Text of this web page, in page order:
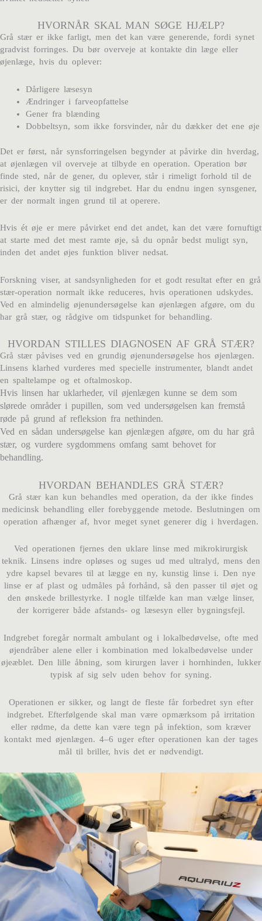
HVORNÅR SKAL MAN SØGE HJÆLP?
Grå stær er ikke farligt, men det kan være generende, fordi synet
gradvist forringes. Du bør overveje at kontakte din læge eller
øjenlæge, hvis du oplever:
Dårligere læsesyn
Ændringer i farveopfattelse
Gener fra blænding
Dobbeltsyn, som ikke forsvinder, når du dækker det ene øje
Det er først, når synsforringelsen begynder at påvirke din hverdag,
at øjenlægen vil overveje at tilbyde en operation. Operation bør
finde sted, når de gener, du oplever, står i rimeligt forhold til de
risici, der knytter sig til indgrebet. Har du endnu ingen synsgener,
er der normalt ingen grund til at operere.
Hvis ét øje er mere påvirket end det andet, kan det være fornuftigt
at starte med det mest ramte øje, så du opnår bedst muligt syn,
inden det andet øjes funktion bliver nedsat.
Forskning viser, at sandsynligheden for et godt resultat efter en grå
stær-operation normalt ikke reduceres, hvis operationen udskydes.
Ved en almindelig øjenundersøgelse kan øjenlægen afgøre, om du
har grå stær, og rådgive om tidspunket for behandling.
HVORDAN STILLES DIAGNOSEN AF GRÅ STÆR?
Grå stær påvises ved en grundig øjenundersøgelse hos øjenlægen.
Linsens klarhed vurderes med specielle instrumenter, blandt andet
en spaltelampe og et oftalmoskop.
Hvis linsen har uklarheder, vil øjenlægen kunne se dem som
slørede områder i pupillen, som ved undersøgelsen kan fremstå
røde på grund af refleksion fra nethinden.
Ved en sådan undersøgelse kan øjenlægen afgøre, om du har grå
stær, og vurdere sygdommens omfang samt behovet for
behandling.
HVORDAN BEHANDLES GRÅ STÆR?
Grå stær kan kun behandles med operation, da der ikke findes
medicinsk behandling eller forebyggende metode. Beslutningen om
operation afhænger af, hvor meget synet generer dig i hverdagen.
Ved operationen fjernes den uklare linse med mikrokirurgisk
teknik. Linsens indre opløses og suges ud med ultralyd, mens den
ydre kapsel bevares til at lægge en ny, kunstig linse i. Den nye
linse er af plast og udmåles på forhånd, så den passer til øjet og
den ønskede brillestyrke. I nogle tilfælde kan man vælge linser,
der korrigerer både afstands- og læsesyn eller bygningsfejl.
Indgrebet foregår normalt ambulant og i lokalbedøvelse, ofte med
øjendråber alene eller i kombination med lokalbedøvelse under
øjeæblet. Den lille åbning, som kirurgen laver i hornhinden, lukker
typisk af sig selv uden behov for syning.
Operationen er sikker, og langt de fleste får forbedret syn efter
indgrebet. Efterfølgende skal man være opmærksom på irritation
eller rødme, da dette kan være tegn på infektion, som kræver
kontakt med øjenlægen. 4–6 uger efter operationen kan der tages
mål til briller, hvis det er nødvendigt.